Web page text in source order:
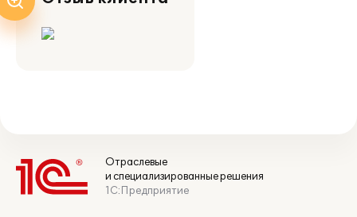
Отраслевые
и специализированные решения
1С:Предприятие